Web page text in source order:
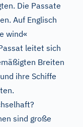
Die Passate
Auf Englisch
wind«
leitet sich
Breiten
ihre Schiffe
sind große